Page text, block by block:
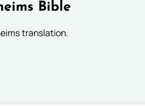
Bible
translation.